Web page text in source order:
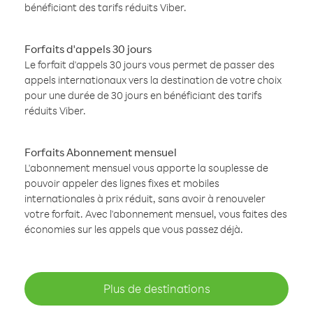
bénéficiant des tarifs réduits Viber.
Forfaits d'appels 30 jours
Le forfait d'appels 30 jours vous permet de passer des
appels internationaux vers la destination de votre choix
pour une durée de 30 jours en bénéficiant des tarifs
réduits Viber.
Forfaits Abonnement mensuel
L'abonnement mensuel vous apporte la souplesse de
pouvoir appeler des lignes fixes et mobiles
internationales à prix réduit, sans avoir à renouveler
votre forfait. Avec l'abonnement mensuel, vous faites des
économies sur les appels que vous passez déjà.
Plus de destinations